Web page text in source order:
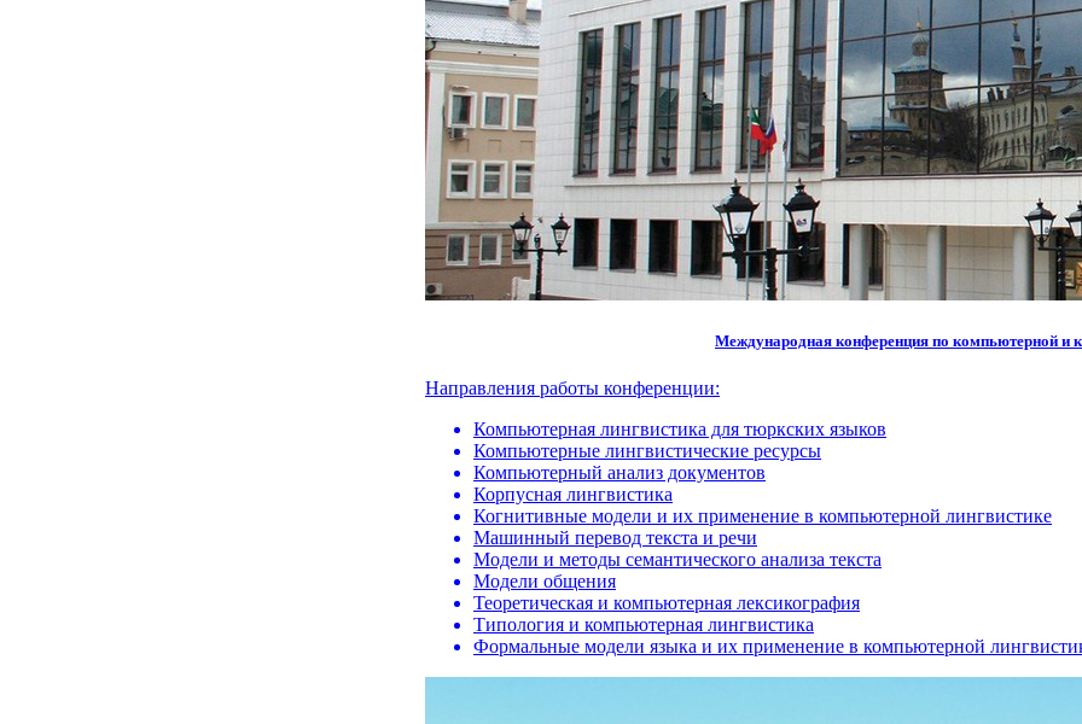
Международная конференция по компьютерной и
Направления работы конференции:
Компьютерная лингвистика для тюркских языков
Компьютерные лингвистические ресурсы
Компьютерный анализ документов
Корпусная лингвистика
Когнитивные модели и их применение в компьютерной лингвистике
Машинный перевод текста и речи
Модели и методы семантического анализа текста
Модели общения
Теоретическая и компьютерная лексикография
Типология и компьютерная лингвистика
Формальные модели языка и их применение в компьютерной